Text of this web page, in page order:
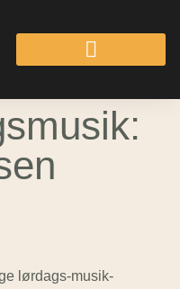
lørdags-musik-